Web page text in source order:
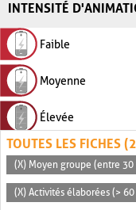
INTENSITÉ
Faible
Moyenne
Élevée
TOUTES LES FICHES
(X) Moyen groupe (entre
(X) Activités élaborées (>